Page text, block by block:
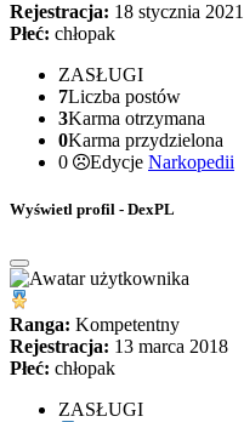
Rejestracja: 18 stycznia 2021
Płeć: chłopak
ZASŁUGI
7Liczba postów
3Karma otrzymana
0Karma przydzielona
0
Edycje Narkopedii
Wyświetl profil - DexPL
Ranga: Kompetentny
Rejestracja: 13 marca 2018
Płeć: chłopak
ZASŁUGI